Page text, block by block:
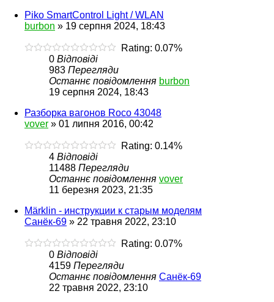
Piko SmartControl Light / WLAN
burbon » 19 серпня 2024, 18:43
Rating: 0.07%
0 Відповіді
983 Перегляди
Останнє повідомлення burbon
19 серпня 2024, 18:43
Разборка вагонов Roco 43048
vover » 01 липня 2016, 00:42
Rating: 0.14%
4 Відповіді
11488 Перегляди
Останнє повідомлення vover
11 березня 2023, 21:35
Märklin - инструкции к старым моделям
Санёк-69 » 22 травня 2022, 23:10
Rating: 0.07%
0 Відповіді
4159 Перегляди
Останнє повідомлення Санёк-69
22 травня 2022, 23:10